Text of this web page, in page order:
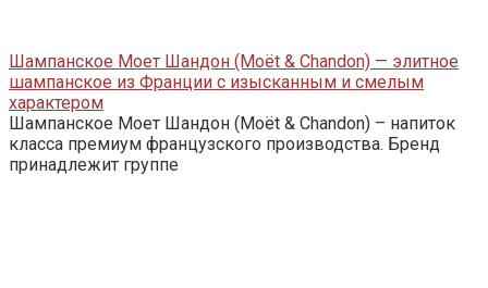
Шампанское Моет Шандон (Moët & Chandon) — элитное
шампанское из Франции с изысканным и смелым
характером
Шампанское Моет Шандон (Moët & Chandon) – напиток
класса премиум французского производства. Бренд
принадлежит группе